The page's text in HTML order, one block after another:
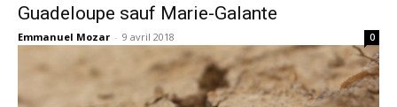
Guadeloupe sauf Marie-Galante
Emmanuel Mozar - 9 avril 2018 0